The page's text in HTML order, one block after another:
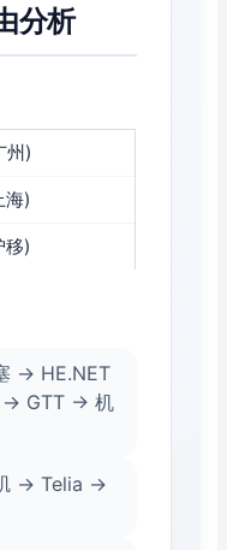
分析
州)
海)
移)
→ HE.NET
→ GTT → 机
→ Telia →